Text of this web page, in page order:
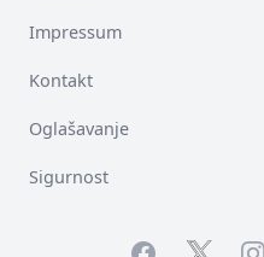
Impressum
Kontakt
Oglašavanje
Sigurnost
FacebookTwitter